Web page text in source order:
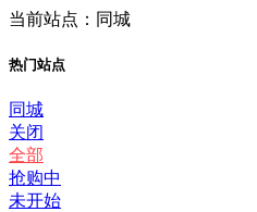
当前站点：同城
热门站点
同城
关闭
全部
抢购中
未开始